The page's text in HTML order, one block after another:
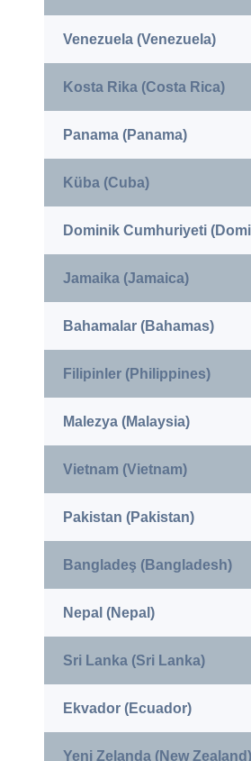
Venezuela (Venezuela)
Kosta Rika (Costa Rica)
Panama (Panama)
Küba (Cuba)
Dominik Cumhuriyeti
Jamaika (Jamaica)
Bahamalar (Bahamas)
Filipinler (Philippines)
Malezya (Malaysia)
Vietnam (Vietnam)
Pakistan (Pakistan)
Bangladeş (Bangladesh)
Nepal (Nepal)
Sri Lanka (Sri Lanka)
Ekvador (Ecuador)
Yeni Zelanda (New Zealand)